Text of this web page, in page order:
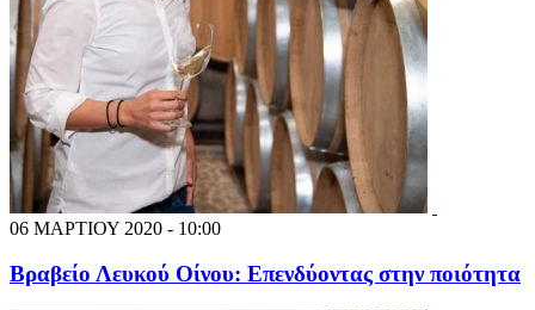
06 ΜΑΡΤΙΟΥ 2020 - 10:00
Βραβείο Λευκού Οίνου: Επενδύοντας στην ποιότητα